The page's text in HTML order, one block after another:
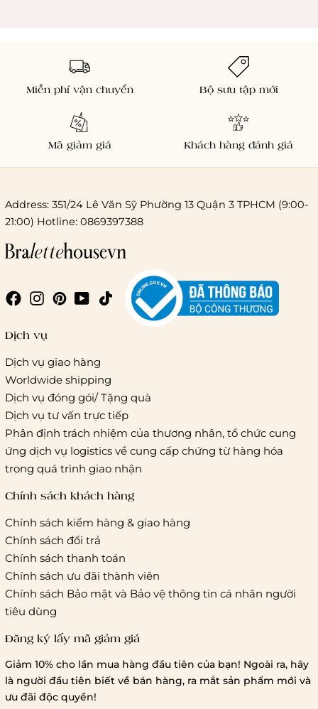
Chi phí giao hàng
Giao hàng trong ngày (hoả tốc)
Giao hàng tiêu chuẩn:
Hồ Chí Minh:
Áp dụng theo bảng giá cước của ĐVVC
Vietelpost/ Giaohangtietkiem và 1 số đối tác vận chuyển
Hà Nội và các tỉnh thành khác:
Áp dụng theo bảng giá
cước của ĐVVC Vietelpost/ Giaohangtietkiem... và 1 số đối
tác vận chuyển khác
Thời gian giao hàng
Hồ Chí Minh:
Hà Nội và các tỉnh thành khá
Lưu ý chung về chính sách vận chuyển
1 triệu đồng
giao hàng trong ngày
Miễn phí vận chuyển Bộ sưu tập mới
Mã giảm giá Khách hàng đánh giá
Address: 351/24 Lê Văn Sỹ Phường 13 Quận 3 TPHCM (9:00-
21:00) Hotline: 0869397388
Dịch vụ
Dịch vụ giao hàng
Worldwide shipping
Dịch vụ đóng gói/ Tặng quà
Dịch vụ tư vấn trực tiếp
Phân định trách nhiệm của thương nhân, tổ chức cung
ứng dịch vụ logistics về cung cấp chứng từ hàng hóa
trong quá trình giao nhận
Chính sách khách hàng
Chính sách kiểm hàng & giao hàng
Chính sách đổi trả
Chính sách thanh toán
Chính sách ưu đãi thành viên
Chính sách Bảo mật và Bảo vệ thông tin cá nhân người
tiêu dùng
Đăng ký lấy mã giảm giá
Giảm 10% cho lần mua hàng đầu tiên của bạn! Ngoài ra, hãy
là người đầu tiên biết về bán hàng, ra mắt sản phẩm mới và
ưu đãi độc quyền!